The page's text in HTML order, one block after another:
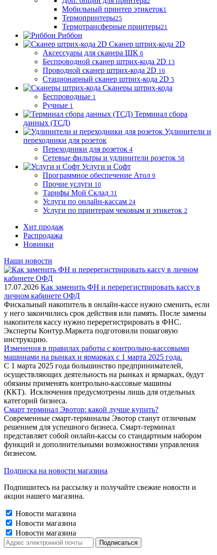
Мобильный принтер этикеток1
Термопринтеры25
Термотрансферные принтеры21
Риббон
Сканер штрих-кода 2D
Аксессуары для сканера ШК 6
Беспроводной сканер штрих-кода 2D 13
Проводной сканер штрих-кода 2D 16
Стационарный сканер штрих-кода 2D 5
Сканеры штрих-кода
Беспроводные 1
Ручные 1
Терминал сбора
данных (ТСД)
Удлинители и
переходники для розеток
Переходники для розеток 4
Сетевые фильтры и удлинители розеток 58
Услуги и Софт
Программное обеспечение Атол 9
Прочие услуги 10
Тарифы Мой Склад 31
Услуги по онлайн-кассам 24
Услуги по принтерам чековым и этикеток 2
Хит продаж
Распродажа
Новинки
Наши новости
17.07.2026 Как заменить ФН и перерегистрировать кассу в
личном кабинете ОФД
Фискальный накопитель в онлайн-кассе нужно сменить, если
у него закончились срок действия или память. После замены
накопителя кассу нужно перерегистрировать в ФНС.
Эксперты Контур.Маркета подготовили пошаговую
инструкцию.
Изменения в правилах работы с контрольно-кассовыми
машинами на рынках и ярмарках с 1 марта 2025 года.
С 1 марта 2025 года большинство предпринимателей,
осуществляющих деятельность на рынках и ярмарках, будут
обязаны применять контрольно-кассовые машины
(ККТ). Исключения предусмотрены лишь для отдельных
категорий бизнеса.
Смарт терминал Эвотор: какой лучше купить?
Современные смарт-терминалы Эвотор станут отличным
решением для успешного бизнеса. Смарт-терминал
представляет собой онлайн-кассы со стандартным набором
функций и дополнительными возможностями управления
бизнесом.
Подписка на новости магазина
Подпишитесь на рассылку и получайте свежие новости и
акции нашего магазина.
Новости магазина
Новости магазина
Новости магазина